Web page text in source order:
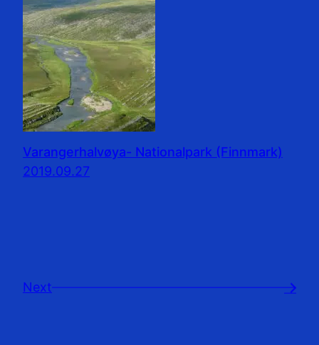
Varangerhalvøya- Nationalpark (Finnmark)
2019.09.27
Next →